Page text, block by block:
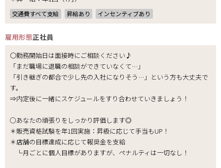
交通費すべて支給 昇給あり インセンティブあり
雇用形態正社員
〇勤務開始日は面接時にご相談ください♪
「まだ職場に退職の相談ができていなくて…」
「引き継ぎの都合で少し先の入社になりそう…」という方も大丈夫で
す。
⇒内定後に一緒にスケジュールをすり合わせていきましょう！
○あなたの頑張りをしっかり評価します◎
＊販売資格試験を年1回実施：昇級に応じて手当もUP！
＊店舗の目標達成に応じて報奨金を支給
└月ごとに個人目標がありますが、ペナルティは一切なし！